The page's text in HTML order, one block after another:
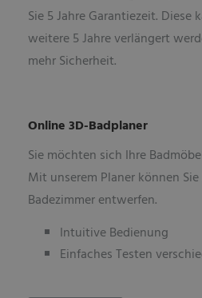
Sie 5 Jahre Garantiezeit. Diese
weitere 5 Jahre verlängert
mehr Sicherheit.
Online 3D-Badplaner
Sie möchten sich Ihre
Mit unserem Planer können
Badezimmer entwerfen.
Intuitive Bedienung
Einfaches Testen